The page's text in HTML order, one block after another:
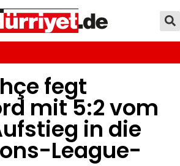
fegt
mit 5:2 vom
in die
League-